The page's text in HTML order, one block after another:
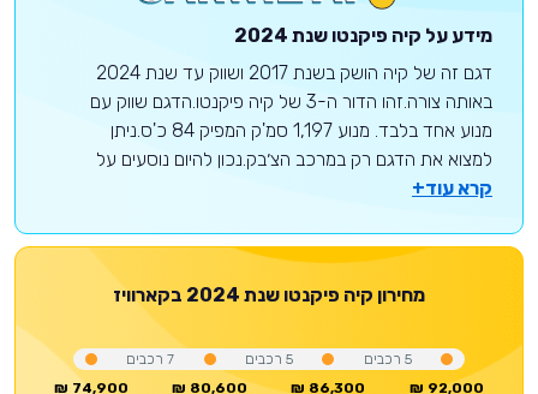
מידע על קיה פיקנטו שנת 2024
דגם זה של קיה הושק בשנת 2017 ושווק עד שנת 2024
באותה צורה.זהו הדור ה-3 של קיה פיקנטו.הדגם שווק עם
מנוע אחד בלבד. מנוע 1,197 סמ'ק המפיק 84 כ'ס.ניתן
למצוא את הדגם רק במרכב הצ׳בק.נכון להיום נוסעים על
קרא עוד+
מחירון קיה פיקנטו שנת 2024 בקארוויז
74,900 ₪
7רכבים
80,600 ₪
5רכבים
86,300 ₪
5 רכבים
92,000 ₪